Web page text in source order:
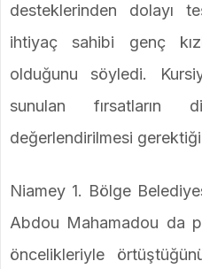
desteklerinden dolayı
ihtiyaç sahibi genç
olduğunu söyledi.
sunulan fırsatların
değerlendirilmesi
Niamey 1. Bölge
Abdou Mahamadou da
öncelikleriyle